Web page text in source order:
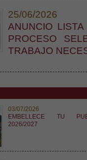
25/06/2026
ANUNCIO
PROCESO
TRABAJO
03/07/2026
EMBELLECE TU
2026/2027